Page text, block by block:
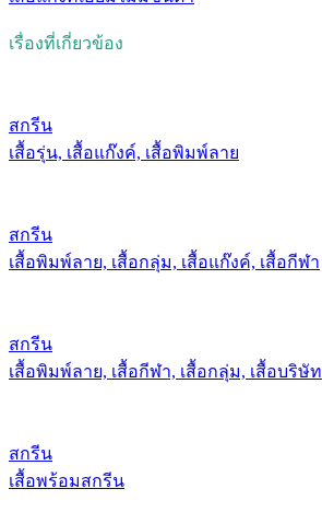
เรื่องที่เกี่ยวข้อง
สกรีน
เสื้อรุ่น, เสื้อแก๊งค์, เสื้อพิมพ์ลาย
สกรีน
เสื้อพิมพ์ลาย, เสื้อกลุ่ม, เสื้อแก๊งค์, เสื้อกีฬา
สกรีน
เสื้อพิมพ์ลาย, เสื้อกีฬา, เสื้อกลุ่ม, เสื้อบริษัท
สกรีน
เสื้อพร้อมสกรีน